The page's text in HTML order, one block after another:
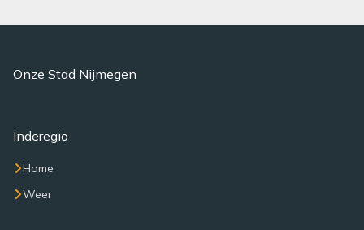
Onze Stad Nijmegen
Inderegio
Home
Weer